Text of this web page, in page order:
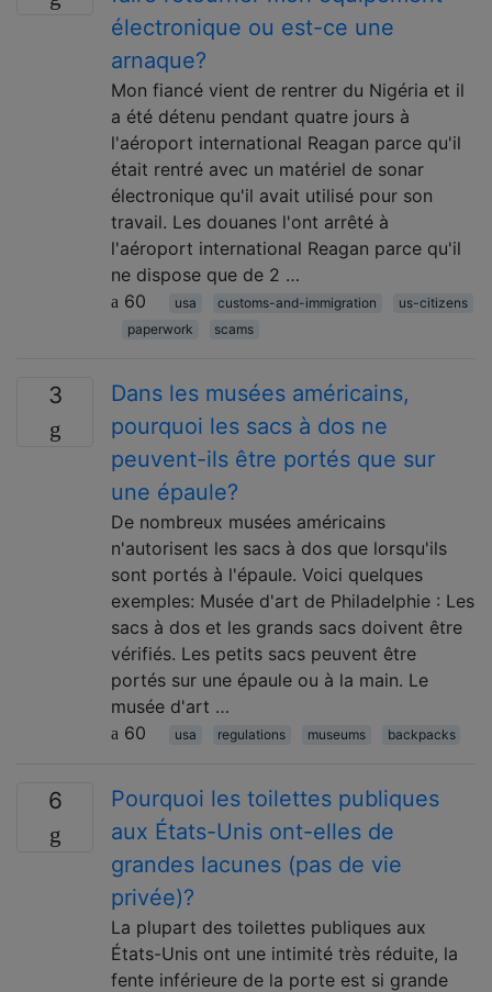
électronique ou est-ce une
arnaque?
Mon fiancé vient de rentrer du Nigéria et il
a été détenu pendant quatre jours à
l'aéroport international Reagan parce qu'il
était rentré avec un matériel de sonar
électronique qu'il avait utilisé pour son
travail. Les douanes l'ont arrêté à
l'aéroport international Reagan parce qu'il
ne dispose que de 2 …
60
usa customs-and-immigration
us-citizens
paperwork
scams
3
Dans les musées américains,
pourquoi les sacs à dos ne
peuvent-ils être portés que sur
une épaule?
De nombreux musées américains
n'autorisent les sacs à dos que lorsqu'ils
sont portés à l'épaule. Voici quelques
exemples: Musée d'art de Philadelphie : Les
sacs à dos et les grands sacs doivent être
vérifiés. Les petits sacs peuvent être
portés sur une épaule ou à la main. Le
musée d'art …
60
usa regulations museums backpacks
6
Pourquoi les toilettes publiques
aux États-Unis ont-elles de
grandes lacunes (pas de vie
privée)?
La plupart des toilettes publiques aux
États-Unis ont une intimité très réduite, la
fente inférieure de la porte est si grande